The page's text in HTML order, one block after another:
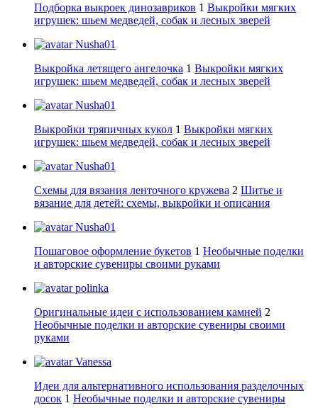
Подборка выкроек динозавриков 1 Выкройки мягких
игрушек: шьем медведей, собак и лесных зверей
Nusha01
Выкройка летящего ангелочка 1 Выкройки мягких
игрушек: шьем медведей, собак и лесных зверей
Nusha01
Выкройки тряпичных кукол 1 Выкройки мягких
игрушек: шьем медведей, собак и лесных зверей
Nusha01
Схемы для вязания ленточного кружева 2 Шитье и
вязание для детей: схемы, выкройки и описания
Nusha01
Пошаговое оформление букетов 1 Необычные поделки
и авторские сувениры своими руками
polinka
Оригинальные идеи с использованием камней 2
Необычные поделки и авторские сувениры своими
руками
Vanessa
Идеи для альтернативного использования разделочных
досок 1 Необычные поделки и авторские сувениры